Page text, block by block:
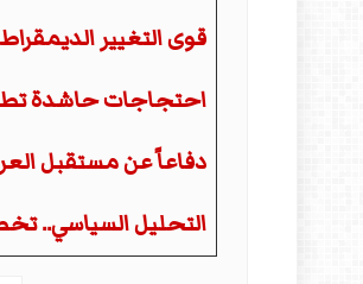
قوى التغيير
احتجاجات حاشدة
دفاعاً عن مستقبل
التحليل السياسي..